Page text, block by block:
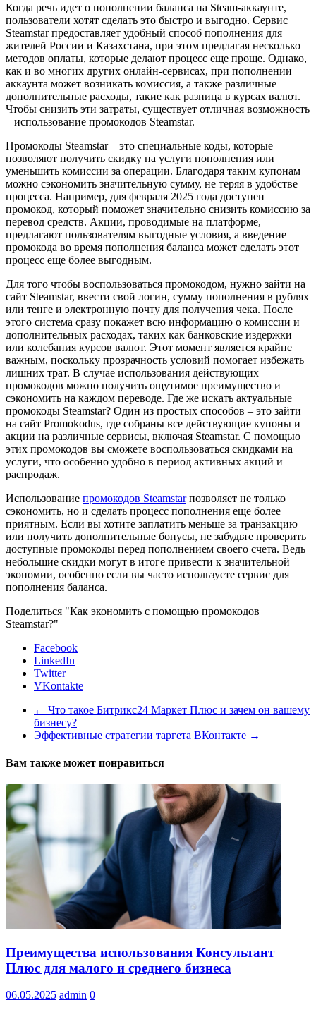
Когда речь идет о пополнении баланса на Steam-аккаунте,
пользователи хотят сделать это быстро и выгодно. Сервис
Steamstar предоставляет удобный способ пополнения для
жителей России и Казахстана, при этом предлагая несколько
методов оплаты, которые делают процесс еще проще. Однако,
как и во многих других онлайн-сервисах, при пополнении
аккаунта может возникать комиссия, а также различные
дополнительные расходы, такие как разница в курсах валют.
Чтобы снизить эти затраты, существует отличная возможность
– использование промокодов Steamstar.
Промокоды Steamstar – это специальные коды, которые
позволяют получить скидку на услуги пополнения или
уменьшить комиссии за операции. Благодаря таким купонам
можно сэкономить значительную сумму, не теряя в удобстве
процесса. Например, для февраля 2025 года доступен
промокод, который поможет значительно снизить комиссию за
перевод средств. Акции, проводимые на платформе,
предлагают пользователям выгодные условия, а введение
промокода во время пополнения баланса может сделать этот
процесс еще более выгодным.
Для того чтобы воспользоваться промокодом, нужно зайти на
сайт Steamstar, ввести свой логин, сумму пополнения в рублях
или тенге и электронную почту для получения чека. После
этого система сразу покажет всю информацию о комиссии и
дополнительных расходах, таких как банковские издержки
или колебания курсов валют. Этот момент является крайне
важным, поскольку прозрачность условий помогает избежать
лишних трат. В случае использования действующих
промокодов можно получить ощутимое преимущество и
сэкономить на каждом переводе. Где же искать актуальные
промокоды Steamstar? Один из простых способов – это зайти
на сайт Promokodus, где собраны все действующие купоны и
акции на различные сервисы, включая Steamstar. С помощью
этих промокодов вы сможете воспользоваться скидками на
услуги, что особенно удобно в период активных акций и
распродаж.
Использование промокодов Steamstarпозволяет не только
сэкономить, но и сделать процесс пополнения еще более
приятным. Если вы хотите заплатить меньше за транзакцию
или получить дополнительные бонусы, не забудьте проверить
доступные промокоды перед пополнением своего счета. Ведь
небольшие скидки могут в итоге привести к значительной
экономии, особенно если вы часто используете сервис для
пополнения баланса.
Поделиться "Как экономить с помощью промокодов
Steamstar?"
Facebook
LinkedIn
Twitter
VKontakte
← Что такое Битрикс24 Маркет Плюс и зачем он вашему
бизнесу?
Эффективные стратегии таргета ВКонтакте →
Вам также может понравиться
Преимущества использования Консультант
Плюс для малого и среднего бизнеса
06.05.2025 admin 0